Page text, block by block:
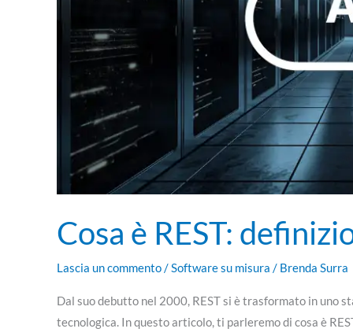
Cosa è REST:
Lascia un commento/Software su misura / Brenda Surra
Dal suo debutto nel 2000, REST si è trasformato in uno
tecnologica. In questo articolo, ti parleremo di cosa è